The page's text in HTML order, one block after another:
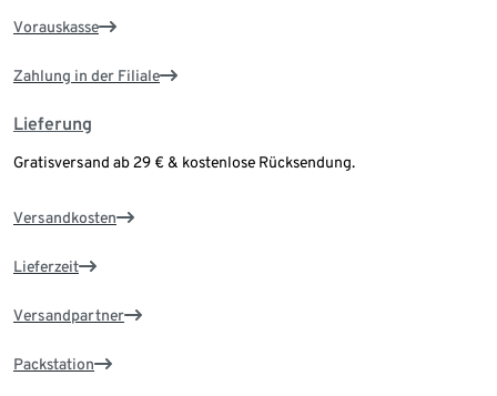
Vorauskasse
Zahlung in der Filiale
Lieferung
Gratisversand ab 29 € & kostenlose Rücksendung.
Versandkosten
Lieferzeit
Versandpartner
Packstation